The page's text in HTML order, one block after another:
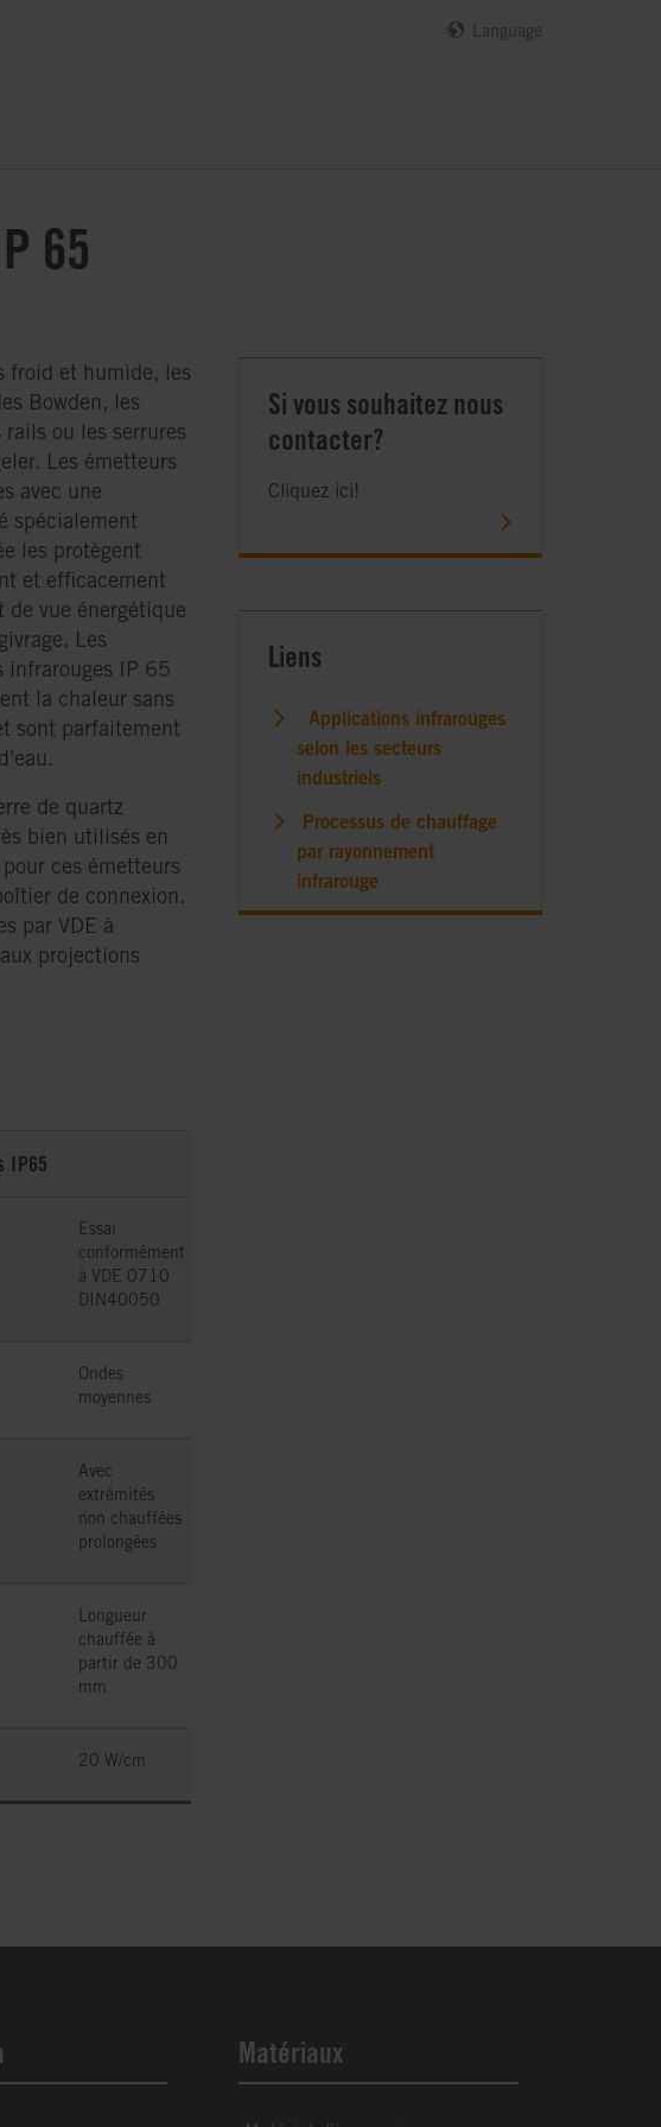
Language
65
froid et humide, les
Bowden, les
ou les serrures
Les émetteurs
avec une
spécialement
les protègent
et efficacement
de vue énergétique
Les
infrarouges IP 65
la chaleur sans
sont parfaitement
de quartz
bien utilisés en
ces émetteurs
de connexion.
par VDE à
projections
IP65
Essai
conformément
à VDE 0710
DIN40050
Ondes
moyennes
Avec
extrémités
non chauffées
prolongées
Longueur
chauffée à
partir de 300
mm
20 W/cm
Si vous souhaitez nous
contacter?
Cliquez ici!
Liens
Applications infrarouges
selon les secteurs
industriels
Processus de chauffage
par rayonnement
infrarouge
Matériaux